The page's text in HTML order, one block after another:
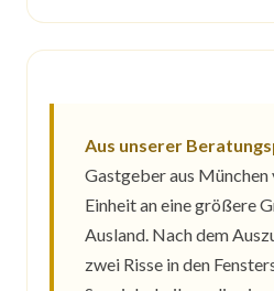
Aus unserer
Gastgeber aus
Einheit an eine größere
Ausland. Nach dem
zwei Risse in den